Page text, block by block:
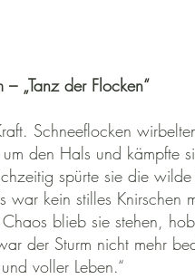
– „Tanz der Flocken“
Schneeflocken
den Hals und kämpfte
spürte sie die
kein stilles Knirschen
blieb sie stehen,
der Sturm nicht mehr
voller Leben.“